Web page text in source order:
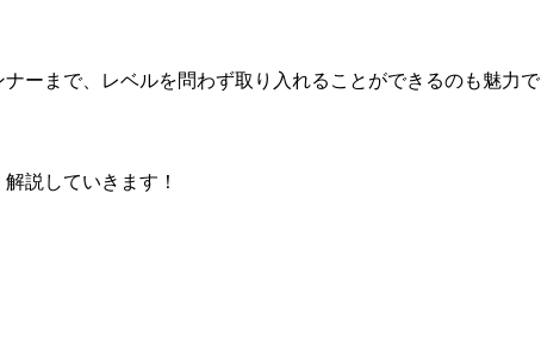
ーまで、レベルを問わず取り入れることができるのも魅力で
説していきます！